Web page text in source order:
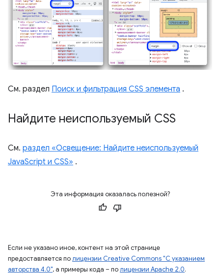
См. раздел Поиск и фильтрация CSS элемента .
Найдите неиспользуемый CSS
См. раздел «Освещение: Найдите неиспользуемый
JavaScript и CSS» .
Эта информация оказалась полезной?
Если не указано иное, контент на этой странице
предоставляется полицензии Creative Commons "С указанием
авторства 4.0", а примеры кода – полицензии Apache 2.0.